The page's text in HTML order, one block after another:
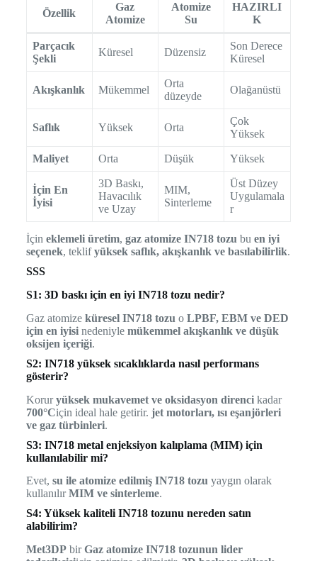
Özellik
Gaz
Atomize
Atomize
Su
HAZIRLI
K
Parçacık
Şekli
Küresel Düzensiz
Son Derece
Küresel
Akışkanlık Mükemmel
Orta
düzeyde
Olağanüstü
Saflık Yüksek Orta
Çok
Yüksek
Maliyet Orta Düşük Yüksek
İçin En
İyisi
3D Baskı,
Havacılık
ve Uzay
MIM,
Sinterleme
Üst Düzey
Uygulamala
r
İçin eklemeli üretim, gaz atomize IN718 tozu bu en iyi
seçenek, teklifyüksek saflık, akışkanlık ve basılabilirlik.
SSS
S1: 3D baskı için en iyi IN718 tozu nedir?
Gaz atomize küresel IN718 tozu o LPBF, EBM ve DED
için en iyisinedeniyle mükemmel akışkanlık ve düşük
oksijen içeriği.
S2: IN718 yüksek sıcaklıklarda nasıl performans
gösterir?
Koruryüksek mukavemet ve oksidasyon direncikadar
700°Ciçin ideal hale getirir. jet motorları, ısı eşanjörleri
ve gaz türbinleri.
S3: IN718 metal enjeksiyon kalıplama (MIM) için
kullanılabilir mi?
Evet, su ile atomize edilmiş IN718 tozuyaygın olarak
kullanılırMIM ve sinterleme.
S4: Yüksek kaliteli IN718 tozunu nereden satın
alabilirim?
Met3DPbirGaz atomize IN718 tozunun lider